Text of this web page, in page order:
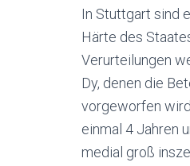
In Stuttgart sind
Härte des
Verurteilungen
Dy, denen die
vorgeworfen
einmal 4 Jahren
medial groß